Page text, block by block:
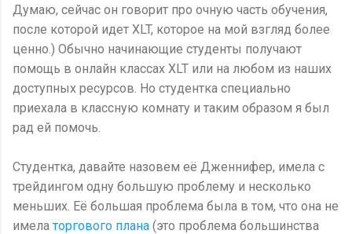
Думаю, сейчас он говорит про очную часть обучения,
после которой идет XLT, которое на мой взгляд более
ценно.) Обычно начинающие студенты получают
помощь в онлайн классах XLT или на любом из наших
доступных ресурсов. Но студентка специально
приехала в классную комнату и таким образом я был
рад ей помочь.
Студентка, давайте назовем её Дженнифер, имела с
трейдингом одну большую проблему и несколько
меньших. Её большая проблема была в том, что она не
имела торгового плана (это проблема большинства